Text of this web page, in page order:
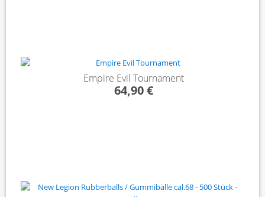
Empire Evil Tournament
64,90 €